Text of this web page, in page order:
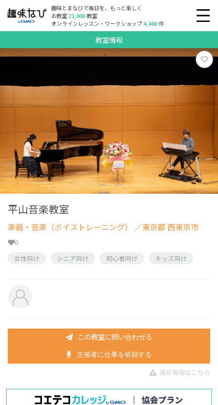
趣味とまなびで毎日を、もっと楽しく
お教室21,000教室
オンラインレッスン・ワークショップ4,400件
教室情報
平山音楽教室
楽器・音楽（ボイストレーニング） ／東京都 西東京市
0
女性向け
シニア向け 初心者向け キッズ向け
この教室に問い合わせる
主催者に仕事を依頼する
違反報告はこちら